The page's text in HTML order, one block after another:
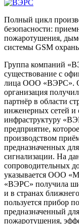
Полный цикл
безопасности:
пожаротушения,
системы GSM
Группа компаний
существование с
лица ООО «ВЭРС».
организация
партнёр в области
инженерных сетей и
инфраструктуру
предприятие,
производством
предназначенных
сигнализации. На
сопроводительных
указывается ООО
«ВЭРС» получила
и в странах
пользуется прибор
предназначенный
пожаротушения,